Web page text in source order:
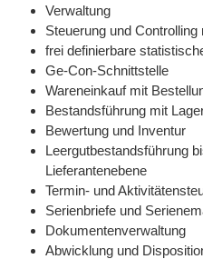
Verwaltung
Steuerung und
frei definierbare
Ge-Con-Schnittstelle
Wareneinkauf mit
Bestandsführung mit
Bewertung und Inventur
Leergutbestandsführung
Lieferantenebene
Termin- und
Serienbriefe und
Dokumentenverwaltung
Abwicklung und